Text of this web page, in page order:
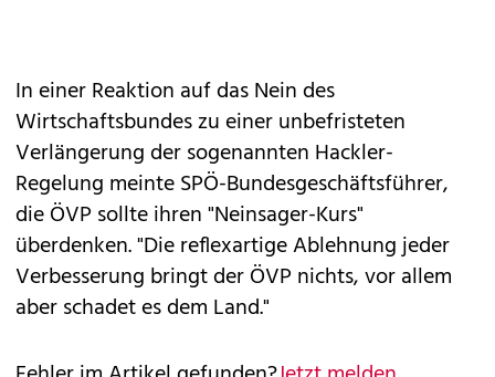
In einer Reaktion auf das Nein des
Wirtschaftsbundes zu einer unbefristeten
Verlängerung der sogenannten Hackler-
Regelung meinte SPÖ-Bundesgeschäftsführer,
die ÖVP sollte ihren "Neinsager-Kurs"
überdenken. "Die reflexartige Ablehnung jeder
Verbesserung bringt der ÖVP nichts, vor allem
aber schadet es dem Land."